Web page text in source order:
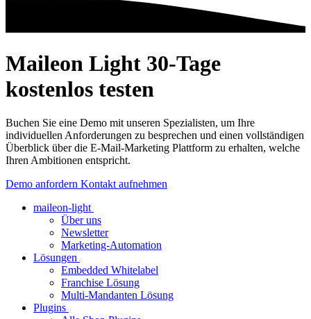
Maileon Light 30-Tage
kostenlos testen
Buchen Sie eine Demo mit unseren Spezialisten, um Ihre
individuellen Anforderungen zu besprechen und einen vollständigen
Überblick über die E-Mail-Marketing Plattform zu erhalten, welche
Ihren Ambitionen entspricht.
Demo anfordern Kontakt aufnehmen
maileon-light
Über uns
Newsletter
Marketing-Automation
Lösungen
Embedded Whitelabel
Franchise Lösung
Multi-Mandanten Lösung
Plugins